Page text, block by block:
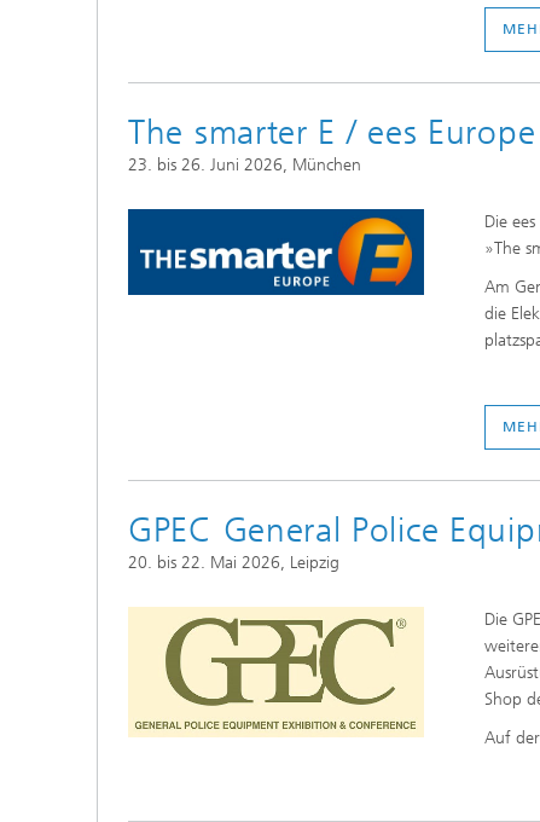
The smarter E / ees
23. bis 26. Juni 2026, München
Die
»The
Am
die
GPEC General Police
20. bis 22. Mai 2026, Leipzig
Die
Shop
Auf der